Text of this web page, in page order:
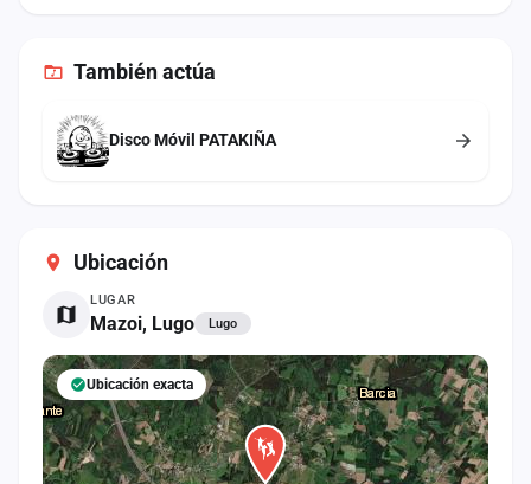
Ubicación
LUGAR
Mazoi, Lugo Lugo
Ubicación exacta
Tambiénactúa
Disco Móvil PATAKIÑA